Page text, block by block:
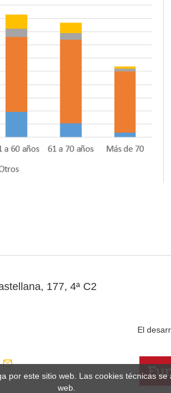
177, 4ª C2
El
este sitio web. Las cookies técnicas
web.